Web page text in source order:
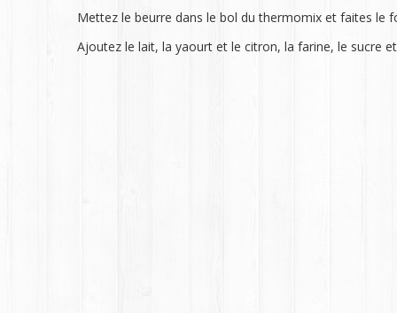
Mettez le beurre dans le bol du thermomix et faites le
Ajoutez le lait, la yaourt et le citron, la farine, le sucre